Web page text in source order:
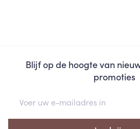
Blijf op de hoogte van
promoties